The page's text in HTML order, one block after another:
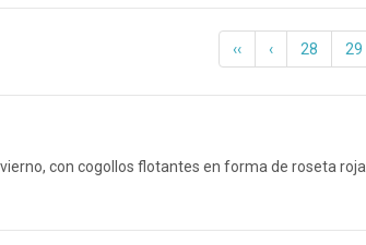
‹‹ ‹ 28 29
con cogollos flotantes en forma de roseta roja.